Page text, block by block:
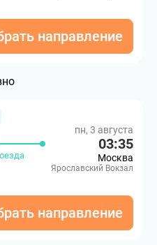
направление
пн, 3 августа
03:35
Москва
Ярославский Вокзал
направление